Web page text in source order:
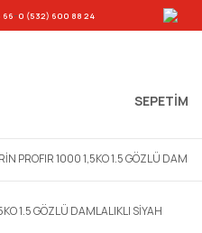
66-0 (532) 600 88 24
SEPETIM
PROFIR 1000 1,5KO 1.5 GÖZLÜ